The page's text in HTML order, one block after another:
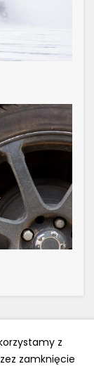
z
zamknięcie